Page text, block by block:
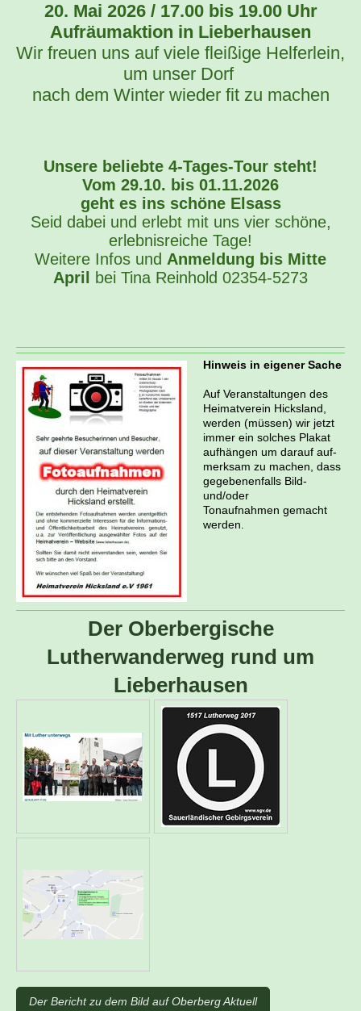
20. Mai 2026 / 17.00 bis 19.00 Uhr
Aufräumaktion in Lieberhausen
Wir freuen uns auf viele fleißige Helferlein,
um unser Dorf
nach dem Winter wieder fit zu machen
Unsere beliebte 4-Tages-Tour steht!
Vom 29.10. bis 01.11.2026
geht es ins schöne Elsass
Seid dabei und erlebt mit uns vier schöne,
erlebnisreiche Tage!
Weitere Infos und Anmeldung bis Mitte
April
bei Tina Reinhold 02354-5273
Hinweis in eigener Sache
Auf Veranstaltungen des
Heimatverein Hicksland,
werden (müssen) wir jetzt
immer ein solches Plakat
aufhängen um darauf auf-
merksam zu machen, dass
gegebenenfalls Bild-
und/oder
Tonaufnahmen gemacht
werden.
Der Oberbergische
Lutherwanderweg rund um
Lieberhausen
Der Bericht zu dem Bild auf Oberberg Aktuell